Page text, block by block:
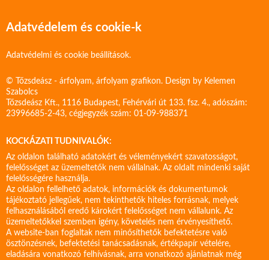
Adatvédelem és cookie-k
Adatvédelmi és cookie beállítások.
© Tőzsdeász - árfolyam, árfolyam grafikon. Design by Kelemen
Szabolcs
Tőzsdeász Kft., 1116 Budapest, Fehérvári út 133. fsz. 4., adószám:
23996685-2-43, cégjegyzék szám: 01-09-988371
KOCKÁZATI TUDNIVALÓK:
Az oldalon található adatokért és véleményekért szavatosságot,
felelősséget az üzemeltetők nem vállalnak. Az oldalt mindenki saját
felelősségére használja.
Az oldalon fellelhető adatok, információk és dokumentumok
tájékoztató jellegűek, nem tekinthetők hiteles forrásnak, melyek
felhasználásából eredő károkért felelősséget nem vállalunk. Az
üzemeltetőkkel szemben igény, követelés nem érvényesíthető.
A website-ban foglaltak nem minősíthetők befektetésre való
ösztönzésnek, befektetési tanácsadásnak, értékpapír vételére,
eladására vonatkozó felhívásnak, arra vonatkozó ajánlatnak még